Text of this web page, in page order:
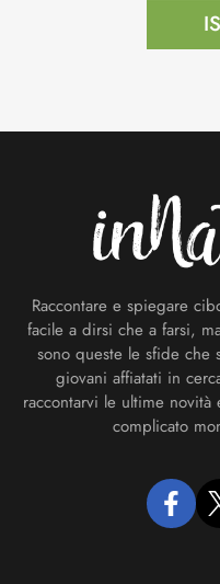
Raccontare e spiegare
facile a dirsi che a farsi,
sono queste le sfide che
giovani affiatati in
raccontarvi le ultime
complicato